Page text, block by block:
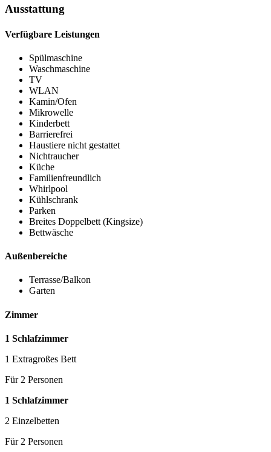
Ausstattung
Verfügbare Leistungen
Spülmaschine
Waschmaschine
TV
WLAN
Kamin/Ofen
Mikrowelle
Kinderbett
Barrierefrei
Haustiere nicht gestattet
Nichtraucher
Küche
Familienfreundlich
Whirlpool
Kühlschrank
Parken
Breites Doppelbett (Kingsize)
Bettwäsche
Außenbereiche
Terrasse/Balkon
Garten
Zimmer
1 Schlafzimmer
1 Extragroßes Bett
Für 2 Personen
1 Schlafzimmer
2 Einzelbetten
Für 2 Personen